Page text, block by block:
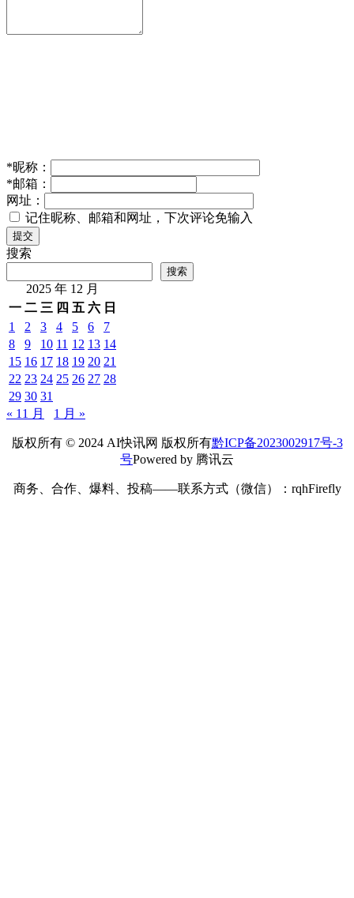
*昵称：
*邮箱：
网址：
记住昵称、邮箱和网址，下次评论免输入
提交
搜索
搜索
2025 年 12 月
一 二 三 四 五 六 日
1
2 3 4 5 6
7
8
9 10 11 12 13 14
15 16 17 18 19 20 21
22 23 24 25 26 27 28
29 30 31
« 11 月
1 月 »
版权所有 © 2024 AI快讯网 版权所有黔ICP备2023002917号-3
号Powered by 腾讯云
商务、合作、爆料、投稿——联系方式（微信）：rqhFirefly